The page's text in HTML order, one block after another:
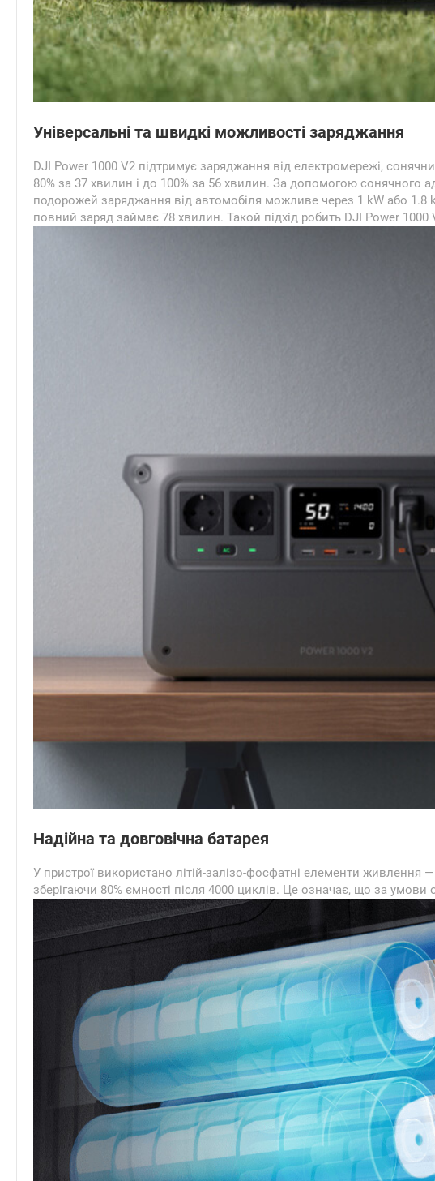
Універсальні та швидкі можливості заряджання
DJI Power 1000 V2 підтримує заряджання від електромережі,
80% за 37 хвилин і до 100% за 56 хвилин. За допомогою сонячного
подорожей заряджання від автомобіля можливе через 1 kW або 1.8
повний заряд займає 78 хвилин. Такой підхід робить DJI Power
Надійна та довговічна батарея
У пристрої використано літій-залізо-фосфатні елементи живлення
зберігаючи 80% ємності після 4000 циклів. Це означає, що за